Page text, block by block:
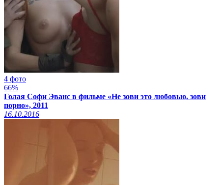
4 фото
66%
Голая Софи Эванс в фильме «Не зови это любовью, зови
порно», 2011
16.10.2016